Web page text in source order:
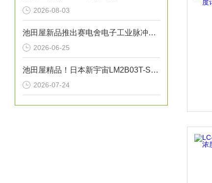
2026-08-03
池田屋新品推出赛电舍电子工业脉冲焊机 TPH500 参数介绍
2026-06-25
池田屋精品！日本新宇宙LM2B03T-SBA激光甲烷检测仪
2026-07-24